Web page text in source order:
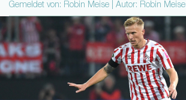
Gemeldet von: Robin Meise | Autor: Robin Meise